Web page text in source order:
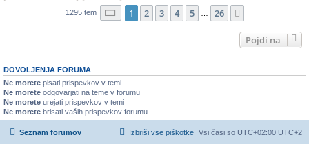
1295 tem Stran 1od26
1 2 3 4 5 26
Pojdi na
DOVOLJENJA FORUMA
Ne morete pisati prispevkov v temi
Ne morete odgovarjati na teme v forumu
Ne morete urejati prispevkov v temi
Ne morete brisati vaših prispevkov forumu
Seznam forumov Vsi časi so UTC+02:00 UTC+2
Izbriši vse piškotke